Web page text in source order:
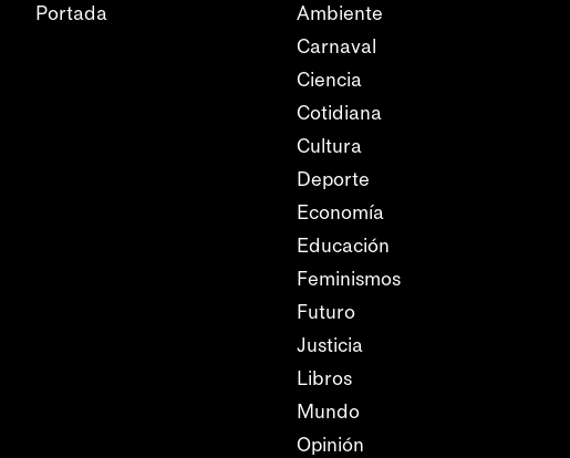
Portada
Ambiente
Carnaval
Ciencia
Cotidiana
Cultura
Deporte
Economía
Educación
Feminismos
Futuro
Justicia
Libros
Mundo
Opinión